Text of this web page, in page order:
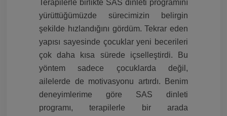
Terapilerle birlikte SAS dinleti programını
yürüttüğümüzde sürecimizin belirgin
şekilde hızlandığını gördüm. Tekrar eden
yapısı sayesinde çocuklar yeni becerileri
çok daha kısa sürede içselleştirdi. Bu
yöntem sadece çocuklarda değil,
ailelerde de motivasyonu artırdı. Benim
deneyimlerime göre SAS dinleti
programı, terapilerle bir arada